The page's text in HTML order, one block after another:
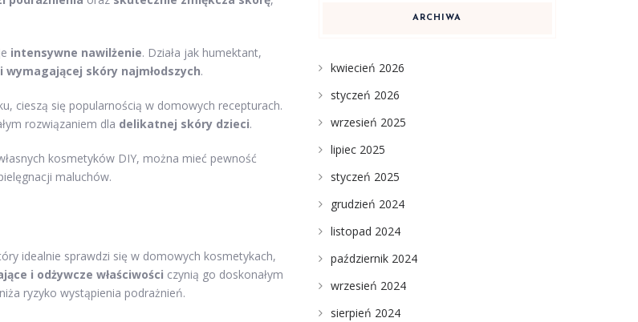
intensywne nawilżenie. Działa jak humektant,
skóry najmłodszych.
cieszą się popularnością w domowych recepturach.
rozwiązaniem dla delikatnej skóry dzieci.
kosmetyków DIY, można mieć pewność
maluchów.
idealnie sprawdzi się w domowych kosmetykach,
i odżywcze właściwości czynią go doskonałym
ryzyko wystąpienia podrażnień.
ARCHIWA
kwiecień 2026
styczeń 2026
wrzesień 2025
lipiec 2025
styczeń 2025
grudzień 2024
listopad 2024
październik 2024
wrzesień 2024
sierpień 2024